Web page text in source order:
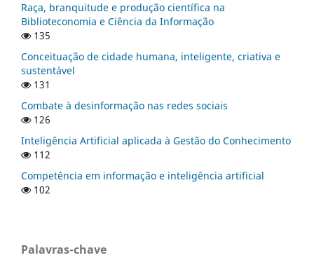
Raça, branquitude e produção científica na
Biblioteconomia e Ciência da Informação
135
Conceituação de cidade humana, inteligente, criativa e
sustentável
131
Combate à desinformação nas redes sociais
126
Inteligência Artificial aplicada à Gestão do Conhecimento
112
Competência em informação e inteligência artificial
102
Palavras-chave